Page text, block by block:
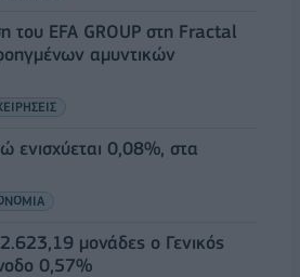
του EFA GROUP στη Fractal
αμυντικών
ενισχύεται 0,08%, στα
2.623,19 μονάδες ο Γενικός
0,57%